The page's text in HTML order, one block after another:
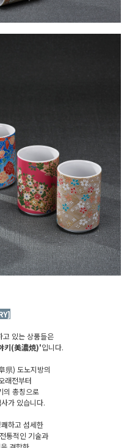
고 있는 상품들은
키(美濃焼)'입니다.
県) 도노지방의
래전부터
의 총칭으로
가 있습니다.
하고 섬세한
통적인 기술과